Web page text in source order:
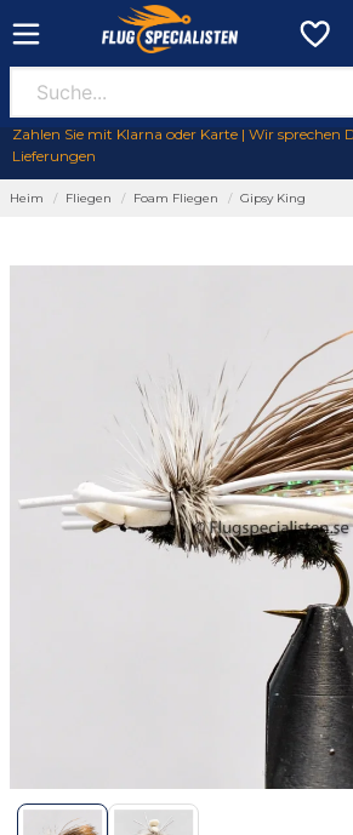
Zahlen Sie mit Klarna oder Karte | Wir sprechen
Lieferungen
Heim Fliegen Foam Fliegen Gipsy King